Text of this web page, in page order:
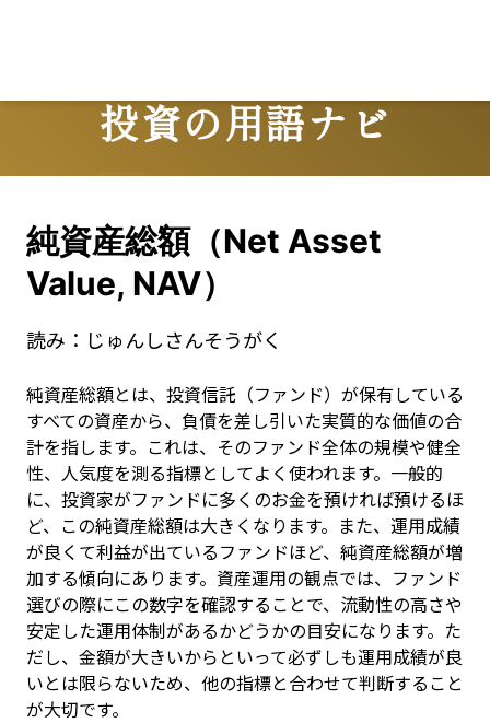
投資の用語ナビ
Terms
純資産総額（Net Asset
Value, NAV）
読み： じゅんしさんそうがく
純資産総額とは、投資信託（ファンド）が保有している
すべての資産から、負債を差し引いた実質的な価値の合
計を指します。これは、そのファンド全体の規模や健全
性、人気度を測る指標としてよく使われます。一般的
に、投資家がファンドに多くのお金を預ければ預けるほ
ど、この純資産総額は大きくなります。また、運用成績
が良くて利益が出ているファンドほど、純資産総額が増
加する傾向にあります。資産運用の観点では、ファンド
選びの際にこの数字を確認することで、流動性の高さや
安定した運用体制があるかどうかの目安になります。た
だし、金額が大きいからといって必ずしも運用成績が良
いとは限らないため、他の指標と合わせて判断すること
が大切です。